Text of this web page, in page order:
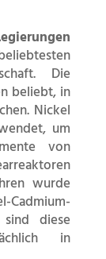
Die
beliebt, in
Nickel
um
von
wurde
diese
in